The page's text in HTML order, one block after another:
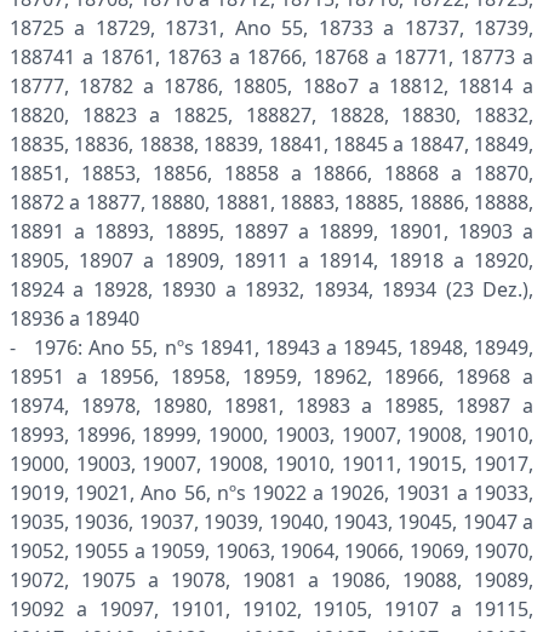
18725 a 18729, 18731, Ano 55, 18733 a 18737, 18739,
188741 a 18761, 18763 a 18766, 18768 a 18771, 18773 a
18777, 18782 a 18786, 18805, 188o7 a 18812, 18814 a
18820, 18823 a 18825, 188827, 18828, 18830, 18832,
18835, 18836, 18838, 18839, 18841, 18845 a 18847, 18849,
18851, 18853, 18856, 18858 a 18866, 18868 a 18870,
18872 a 18877, 18880, 18881, 18883, 18885, 18886, 18888,
18891 a 18893, 18895, 18897 a 18899, 18901, 18903 a
18905, 18907 a 18909, 18911 a 18914, 18918 a 18920,
18924 a 18928, 18930 a 18932, 18934, 18934 (23 Dez.),
18936 a 18940
- 1976: Ano 55, nºs 18941, 18943 a 18945, 18948, 18949,
18951 a 18956, 18958, 18959, 18962, 18966, 18968 a
18974, 18978, 18980, 18981, 18983 a 18985, 18987 a
18993, 18996, 18999, 19000, 19003, 19007, 19008, 19010,
19000, 19003, 19007, 19008, 19010, 19011, 19015, 19017,
19019, 19021, Ano 56, nºs 19022 a 19026, 19031 a 19033,
19035, 19036, 19037, 19039, 19040, 19043, 19045, 19047 a
19052, 19055 a 19059, 19063, 19064, 19066, 19069, 19070,
19072, 19075 a 19078, 19081 a 19086, 19088, 19089,
19092 a 19097, 19101, 19102, 19105, 19107 a 19115,